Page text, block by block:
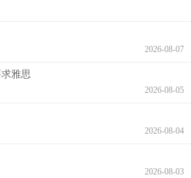
2026-08-07
雅思
2026-08-05
2026-08-04
2026-08-03